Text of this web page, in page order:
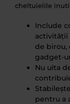
cheltuielile
Include
activității
de birou,
gadget-
Nu uita
pentru a